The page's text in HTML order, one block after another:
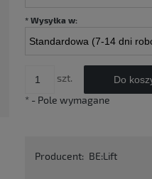
*Wysyłka w:
szt. Do
*- Pole wymagane
Producent: BE:Lift